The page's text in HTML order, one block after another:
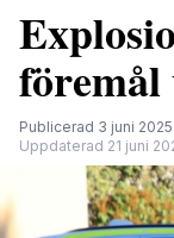
Publicerad 3 juni
Uppdaterad 21 juni